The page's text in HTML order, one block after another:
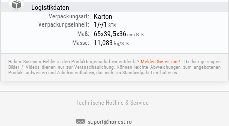
Logistikdaten
Verpackungsart: Karton
Verpackungseinheit: 1/-/1 STK
Maß: 65x39,5x36cm/STK
Masse: 11,083 kg/STK
Haben Sie einen Fehler in den Produkteigenschaften entdeckt? Melden Sie es uns!
Die hier gezeigten
Bilder / Videos dienen nur zur Veranschaulichung, können leichte Abweichungen zum angebotenen
Produkt aufweisen und Zubehör enthalten, das nicht im Standardpaket enthalten ist.
Technische Hotline & Service
suport@honest.ro